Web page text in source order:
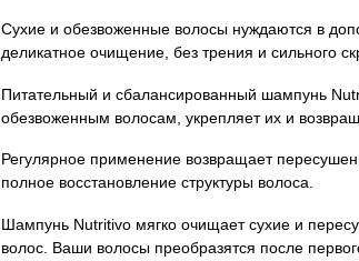
Сухие и обезвоженные волосы нуждаются в
деликатное очищение, без трения и сильного
Питательный и сбалансированный шампунь
обезвоженным волосам, укрепляет их и
Регулярное применение возвращает
полное восстановление структуры волоса.
Шампунь Nutritivo мягко очищает сухие и
волос. Ваши волосы преобразятся после